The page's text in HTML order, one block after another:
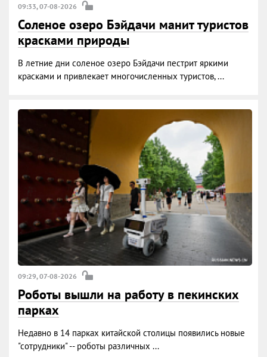
09:33, 07-08-2026
Соленое озеро Бэйдачи манит туристов
красками природы
В летние дни соленое озеро Бэйдачи пестрит яркими
красками и привлекает многочисленных туристов, ...
09:29, 07-08-2026
Роботы вышли на работу в пекинских
парках
Недавно в 14 парках китайской столицы появились новые
"сотрудники" -- роботы различных ...